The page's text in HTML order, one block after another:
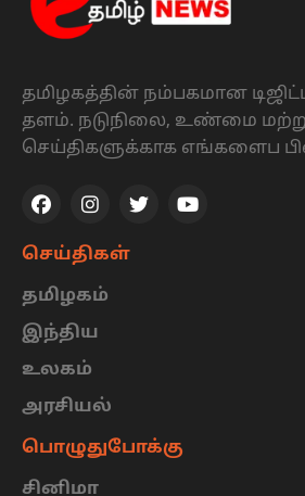
தமிழகத்தின் நம்பகமான
தளம். நடுநிலை, உண்மை
செய்திகளுக்காக எங்களைப
செய்திகள்
தமிழகம்
இந்திய
உலகம்
அரசியல்
பொழுதுபோக்கு
சினிமா